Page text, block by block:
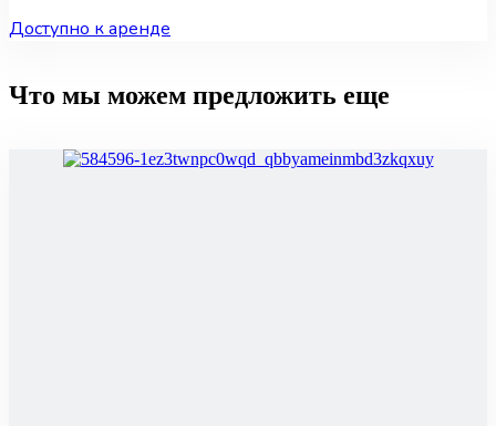
Доступно к аренде
Что мы можем предложить еще